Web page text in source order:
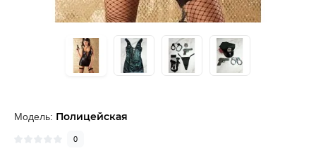
Модель: Полицейская
0